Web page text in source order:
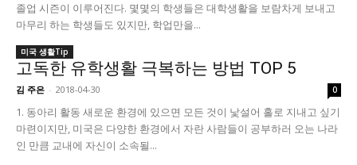
졸업 시즌이 이루어진다. 몇몇의 학생들은 대학생활을 보람차게 보내고
마무리 하는 학생들도 있지만, 학업만을...
미국 생활Tip
고독한 유학생활 극복하는 방법 TOP 5
김 주은 - 2018-04-30 0
1. 동아리 활동 새로운 환경에 있으면 모든 것이 낯설어 홀로 지내고 싶기
마련이지만, 미국은 다양한 환경에서 자란 사람들이 공부하러 오는 나라
인 만큼 교내에 자신이 소속될...